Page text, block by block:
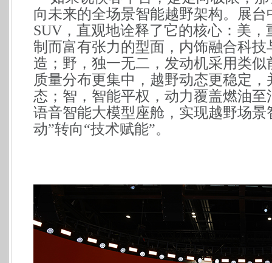
向未来的全场景智能越野架构。展
SUV，直观地诠释了它的核心：美
制而富有张力的型面，内饰融合科
造；野，独一无二，发动机采用类
质量分布更集中，越野动态更稳定
态；智，智能平权，动力覆盖燃油
语音智能大模型座舱，实现越野场
动”转向“技术赋能”。